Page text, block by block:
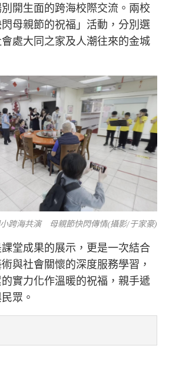
開生面的跨海校際交流。兩校
母親節的祝福」活動，分別選
處大同之家及人潮往來的金城
跨海共演 母親節快閃傳情(攝影/于家豪)
堂成果的展示，更是一次結合
與社會關懷的深度服務學習，
實力化作溫暖的祝福，親手遞
眾。